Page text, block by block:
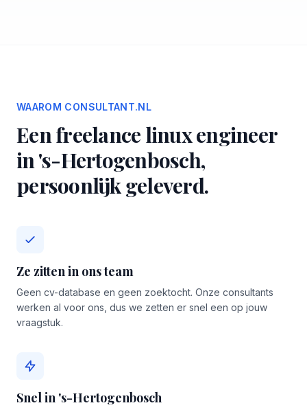
WAAROM CONSULTANT.NL
Een freelance linux engineer
in 's-Hertogenbosch,
persoonlijk geleverd.
Ze zitten in ons team
Geen cv-database en geen zoektocht. Onze consultants
werken al voor ons, dus we zetten er snel een op jouw
vraagstuk.
Snel in 's-Hertogenbosch